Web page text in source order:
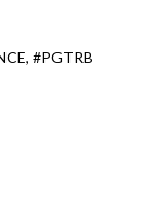
#PGTRB